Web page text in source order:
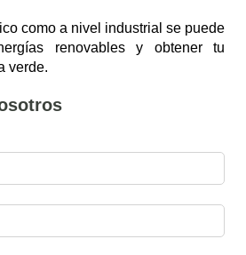
como a nivel industrial se puede
renovables y obtener tu
verde.